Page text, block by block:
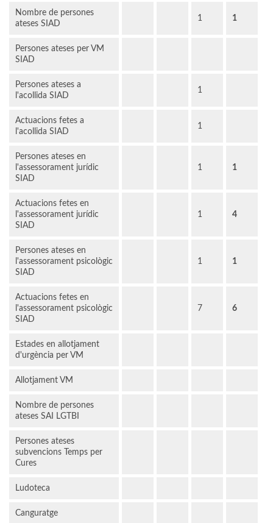
Nombre de persones
ateses SIAD
1 1
Persones ateses per VM
SIAD
Persones ateses a
l'acollida SIAD
1
Actuacions fetes a
l'acollida SIAD
1
Persones ateses en
l'assessorament jurídic
SIAD
1 1
Actuacions fetes en
l'assessorament jurídic
SIAD
1 4
Persones ateses en
l'assessorament psicològic
SIAD
1 1
Actuacions fetes en
l'assessorament psicològic
SIAD
7 6
Estades en allotjament
d'urgència per VM
Allotjament VM
Nombre de persones
ateses SAI LGTBI
Persones ateses
subvencions Temps per
Cures
Ludoteca
Canguratge